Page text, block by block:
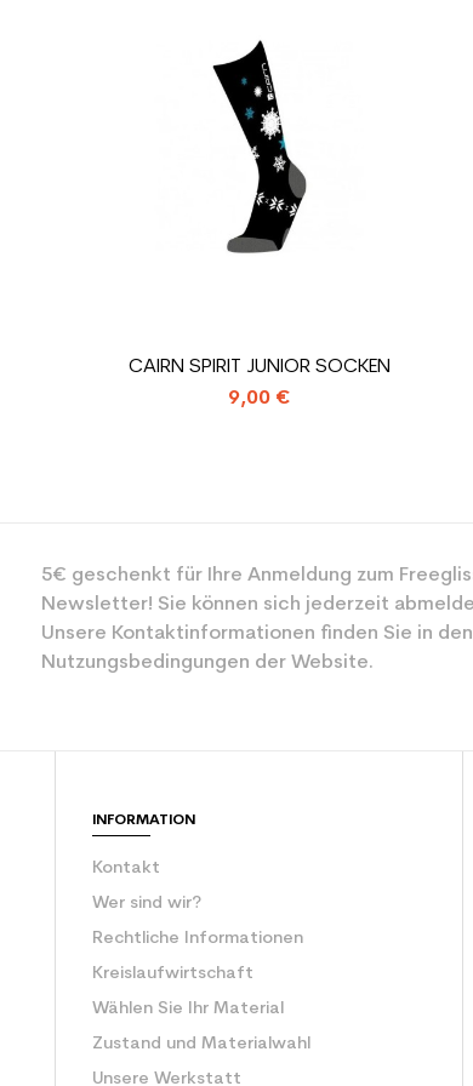
CO2-Einsparungen für den Planeten (in kg)
CAIRN SPIRIT JUNIOR SOCKEN
9,00 €
5€ geschenkt für Ihre Anmeldung zum
Newsletter! Sie können sich jederzeit
Unsere Kontaktinformationen finden Sie in den
Nutzungsbedingungen der Website.
INFORMATION
Kontakt
Wer sind wir?
Rechtliche Informationen
Kreislaufwirtschaft
Wählen Sie Ihr Material
Zustand und Materialwahl
Unsere Werkstatt